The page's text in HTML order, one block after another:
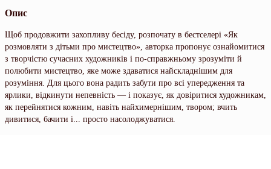
Опис
Щоб продовжити захопливу бесіду, розпочату в бестселері «Як
розмовляти з дітьми про мистецтво», авторка пропонує ознайомитися
з творчістю сучасних художників і по-справжньому зрозуміти й
полюбити мистецтво, яке може здаватися найскладнішим для
розуміння. Для цього вона радить забути про всі упередження та
ярлики, відкинути непевність — і показує, як довіритися художникам,
як перейнятися кожним, навіть найхимернішим, твором; вчить
дивитися, бачити і... просто насолоджуватися.